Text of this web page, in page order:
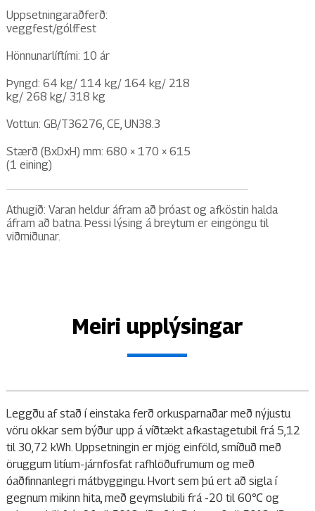
Uppsetningaraðferð:
veggfest/gólffest
Hönnunarlíftími: 10 ár
Þyngd: 64 kg/ 114 kg/ 164 kg/ 218
kg/ 268 kg/ 318 kg
Vottun: GB/T36276, CE, UN38.3
Stærð (BxDxH) mm: 680 × 170 × 615
(1 eining)
Athugið: Varan heldur áfram að þróast og afköstin halda
áfram að batna. Þessi lýsing á breytum er eingöngu til
viðmiðunar.
Meiri upplýsingar
Leggðu af stað í einstaka ferð orkusparnaðar með nýjustu
vöru okkar sem býður upp á víðtækt afkastagetubil frá 5,12
til 30,72 kWh. Uppsetningin er mjög einföld, smíðuð með
öruggum litíum-járnfosfat rafhlöðufrumum og með
óaðfinnanlegri mátbyggingu. Hvort sem þú ert að sigla í
gegnum mikinn hita, með geymslubili frá -20 til 60℃ og